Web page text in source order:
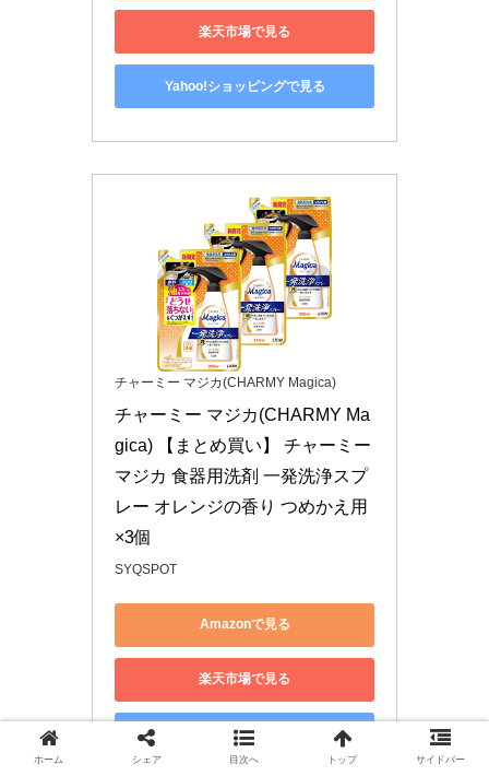
楽天市場で見る
Yahoo!ショッピングで見る
チャーミー マジカ(CHARMY Magica)
チャーミー マジカ(CHARMY Ma
gica) 【まとめ買い】 チャーミー
マジカ 食器用洗剤 一発洗浄スプ
レー オレンジの香り つめかえ用
×3個
SYQSPOT
Amazonで見る
楽天市場で見る
Yahoo!ショッピングで見る
ホーム シェア 目次へ トップ サイドバー